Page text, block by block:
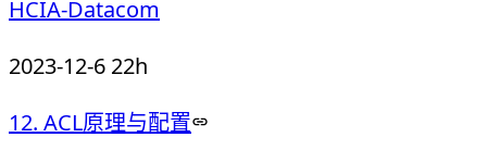
HCIA-Datacom
2023-12-6 22h
12. ACL原理与配置